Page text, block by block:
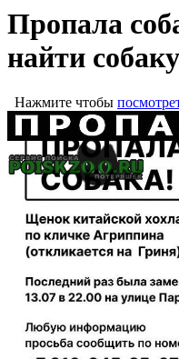
Пропала
найти собаку
Нажмите чтобы